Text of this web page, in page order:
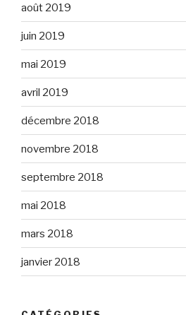
août 2019
juin 2019
mai 2019
avril 2019
décembre 2018
novembre 2018
septembre 2018
mai 2018
mars 2018
janvier 2018